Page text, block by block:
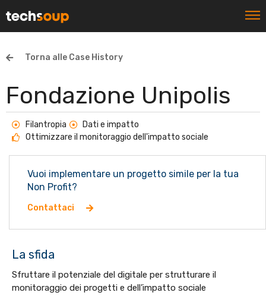
Torna alle Case History
Fondazione Unipolis
Filantropia
Dati e impatto
Ottimizzare il monitoraggio dell'impatto sociale
Vuoi implementare un progetto simile per la tua
Non Profit?
Contattaci
La sfida
Sfruttare il potenziale del digitale per strutturare il
monitoraggio dei progetti e dell’impatto sociale